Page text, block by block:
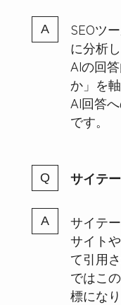
SEOツ
に分析
AIの回
か」を
AI回答
です。
サイテ
サイテ
サイト
て引用
ではこ
標になり